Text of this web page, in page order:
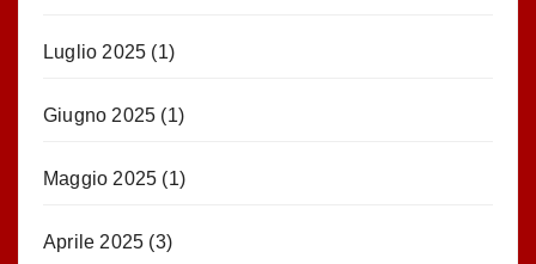
Luglio 2025 (1)
Giugno 2025 (1)
Maggio 2025 (1)
Aprile 2025 (3)